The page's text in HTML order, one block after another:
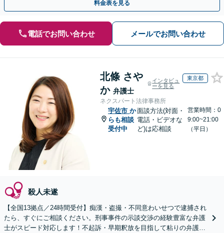
料金表を見る
電話でお問い合わせ メールでお問い合わせ
北條 さや
か 弁護士
インタビュ
ーを見る
東京都
ネクスパート法律事務所
宇佐市 か
らも相談
受付中
面談方法(対面・
電話・ビデオな
ど)は応相談
営業時間：0
9:00~21:00
（平日）
殺人未遂
【全国13拠点／24時間受付】痴漢・盗撮・不同意わいせつで逮捕され
たら、すぐにご相談ください。刑事事件の示談交渉の経験豊富な弁護
士がスピード対応します！不起訴・早期釈放を目指して粘りの弁護活